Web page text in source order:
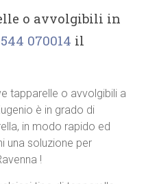
o avvolgibili in
070014 il
tapparelle o avvolgibili a
è in grado di
in modo rapido ed
una soluzione per
!